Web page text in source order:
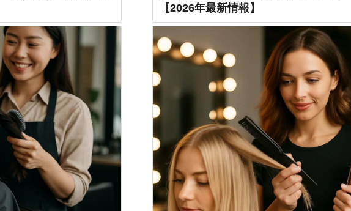
【2026年最新情報】